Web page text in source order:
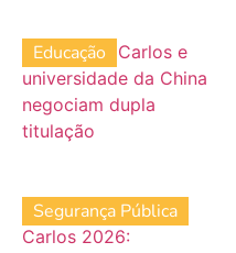
Educação
Segurança Pública